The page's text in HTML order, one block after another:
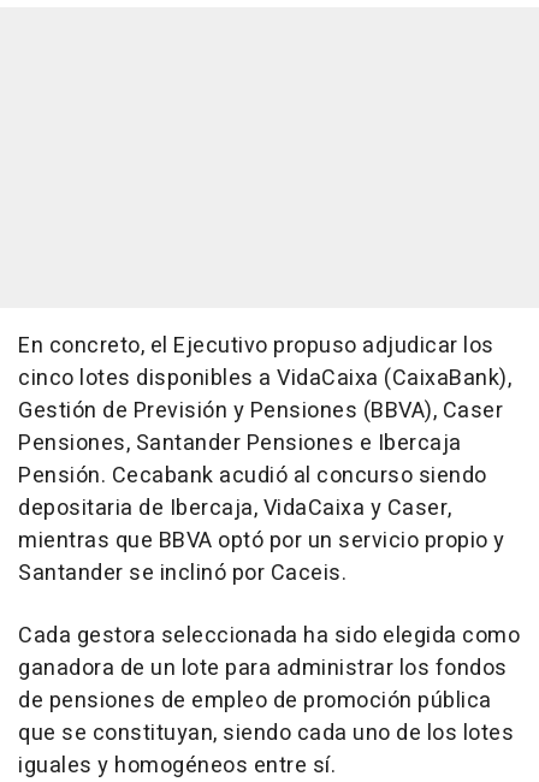
En concreto, el Ejecutivo propuso adjudicar los
cinco lotes disponibles a VidaCaixa (CaixaBank),
Gestión de Previsión y Pensiones (BBVA), Caser
Pensiones, Santander Pensiones e Ibercaja
Pensión. Cecabank acudió al concurso siendo
depositaria de Ibercaja, VidaCaixa y Caser,
mientras que BBVA optó por un servicio propio y
Santander se inclinó por Caceis.
Cada gestora seleccionada ha sido elegida como
ganadora de un lote para administrar los fondos
de pensiones de empleo de promoción pública
que se constituyan, siendo cada uno de los lotes
iguales y homogéneos entre sí.